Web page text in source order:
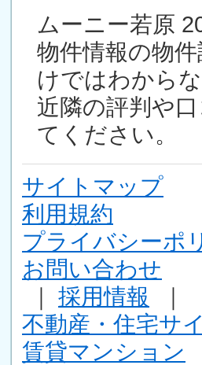
ムーニー若原
物件情報の物
けではわから
近隣の評判や
てください。
サイトマップ
利用規約
プライバシーポ
お問い合わせ
｜ 採用情報 ｜
不動産・住宅サ
賃貸マンション